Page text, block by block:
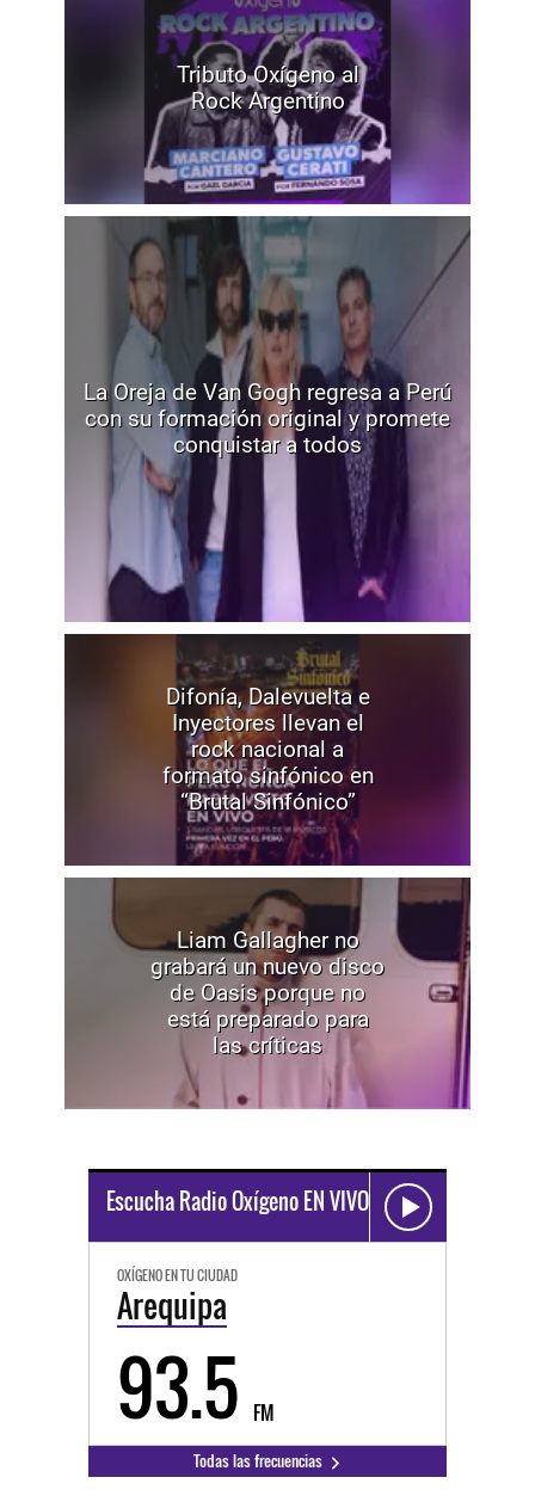
Tributo Oxígeno al
Rock Argentino
La Oreja de Van Gogh regresa a Perú
con su formación original y promete
conquistar a todos
Difonía, Dalevuelta e
Inyectores llevan el
rock nacional a
formato sinfónico en
“Brutal Sinfónico”
Liam Gallagher no
grabará un nuevo disco
de Oasis porque no
está preparado para
las críticas
Escucha Radio Oxígeno EN VIVO
OXÍGENO EN TU CIUDAD
Arequipa
93.5 FM
Todas las frecuencias